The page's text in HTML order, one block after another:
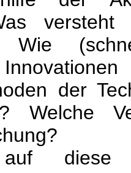
versteht
Wie
der
Welche
auf